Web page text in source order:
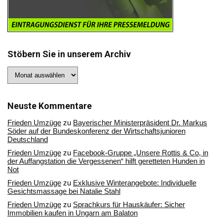
Stöbern Sie in unserem Archiv
Sie
Archiv
Neuste Kommentare
Frieden Umzüge zu Bayerischer Ministerpräsident Dr. Markus
Söder auf der Bundeskonferenz der Wirtschaftsjunioren
Deutschland
Frieden Umzüge zu Facebook-Gruppe „Unsere Rottis & Co, in
der Auffangstation die Vergessenen“ hilft geretteten Hunden in
Not
Frieden Umzüge zu Exklusive Winterangebote: Individuelle
Gesichtsmassage bei Natalie Stahl
Frieden Umzüge zu Sprachkurs für Hauskäufer: Sicher
Immobilien kaufen in Ungarn am Balaton